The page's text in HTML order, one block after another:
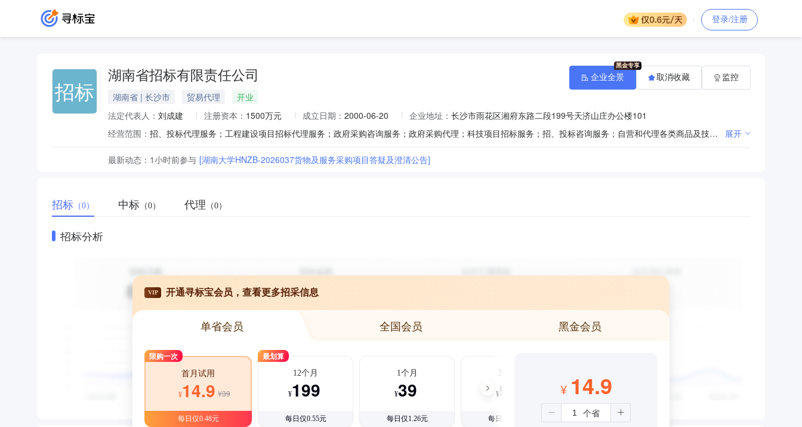
登录/注册
招标
湖南省招标有限责任公司
湖南省 | 长沙市 贸易代理
开业
法定代表人： 刘成建 注册资本： 1500万元 成立日期： 2000-06-20 企业地址： 长沙市雨花区湘府东路二段199号天济山庄办公楼101
经营范围：
招、投标代理服务；工程建设项目招标代理服务；政府采购咨询服务；政府采购代理；科技项目招标服务；招、投标咨询服务；自营和代理各类商品及技术的进出口，但国家限定公司经营或禁止进出口的商品和技术除外；工程项目管理及咨询服务；以自有合法资产开展信息化产业投资（不得从事吸收存款、集资收款、受托贷款、发行票据发放贷款等国家金融监管及财政信用业务）；电子交易平台的服务与管理；信息平台、信息技术和数据分析运用服务。（依法须经批准的项目，经相关部门批准后方可开展经营活动） 展开
最新动态： 1小时前参与 [湖南大学HNZB-2026037货物及服务采购项目答疑及澄清公告]
企业全景 取消收藏 监控
招标 （0） 中标 （0） 代理 （0）
招标分析
VIP 开通寻标宝会员，查看更多招采信息
单省会员 全国会员 黑金会员
限购一次
首月试用
¥14.9 ¥39
每日仅0.48元
最划算
12个月
¥199
每日仅0.55元
1个月
¥39
每日仅1.26元
3个月
¥99
每日仅1.08元
¥ 14.9